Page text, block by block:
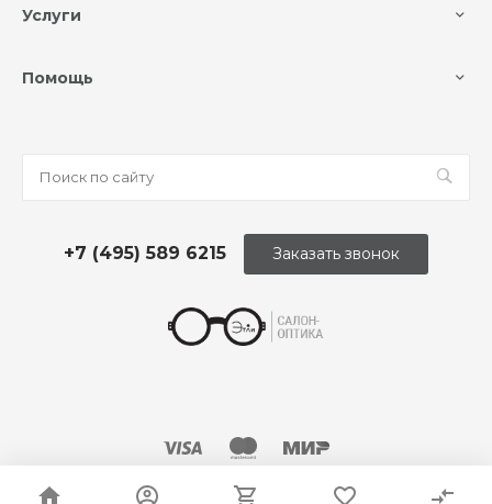
Услуги
Помощь
+7 (495) 589 6215 Заказать звонок